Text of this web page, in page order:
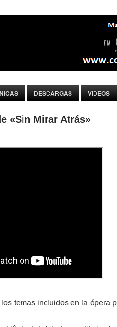
DESCARGAS VIDEOS
«Sin Mirar Atrás»
temas incluidos en la ópera